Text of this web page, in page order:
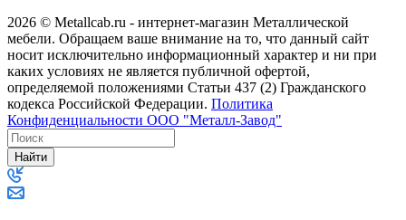
2026 © Metallcab.ru - интернет-магазин Металлической
мебели. Обращаем ваше внимание на то, что данный сайт
носит исключительно информационный характер и ни при
каких условиях не является публичной офертой,
определяемой положениями Статьи 437 (2) Гражданского
кодекса Российской Федерации. Политика
Конфиденциальности ООО "Металл-Завод"
Найти